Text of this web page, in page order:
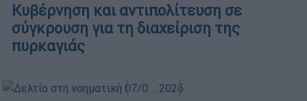
Κυβέρνηση και αντιπολίτευση σε
σύγκρουση για τη διαχείριση της
πυρκαγιάς